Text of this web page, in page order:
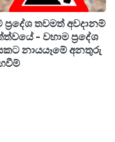
ගෙන
නිවාස මිල
වැළැක්වීමට සහ
කිරීමට නව
රජය තීරණය
අමාත්‍යාංශය
ප්‍රදේශ තවමත් අවදානම්
- වහාම ප්‍රදේශ
නායයෑමේ අනතුරු